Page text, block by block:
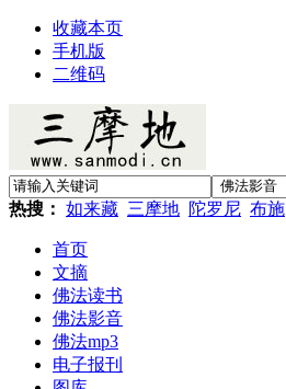
收藏本页
手机版
二维码
热搜： 如来藏 三摩地 陀罗尼 布施
首页
文摘
佛法读书
佛法影音
佛法mp3
电子报刊